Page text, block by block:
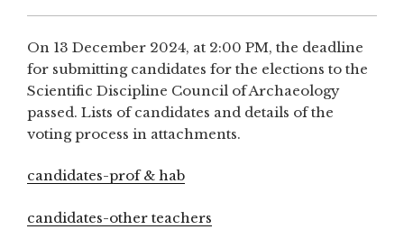
On 13 December 2024, at 2:00 PM, the deadline
for submitting candidates for the elections to the
Scientific Discipline Council of Archaeology
passed. Lists of candidates and details of the
voting process in attachments.
candidates-prof & hab
candidates-other teachers